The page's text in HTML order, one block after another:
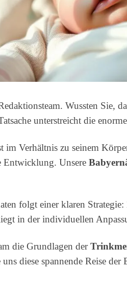
Wussten Sie,
unterstreicht die
im Verhältnis zu seinem
Entwicklung. Unsere
folgt einer klaren
in der individuellen
die Grundlagen der
diese spannende Reise